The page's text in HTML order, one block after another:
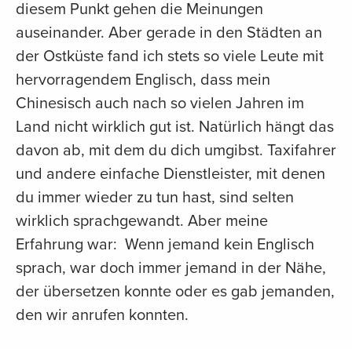
diesem Punkt gehen die Meinungen
auseinander. Aber gerade in den Städten an
der Ostküste fand ich stets so viele Leute mit
hervorragendem Englisch, dass mein
Chinesisch auch nach so vielen Jahren im
Land nicht wirklich gut ist. Natürlich hängt das
davon ab, mit dem du dich umgibst. Taxifahrer
und andere einfache Dienstleister, mit denen
du immer wieder zu tun hast, sind selten
wirklich sprachgewandt. Aber meine
Erfahrung war: Wenn jemand kein Englisch
sprach, war doch immer jemand in der Nähe,
der übersetzen konnte oder es gab jemanden,
den wir anrufen konnten.